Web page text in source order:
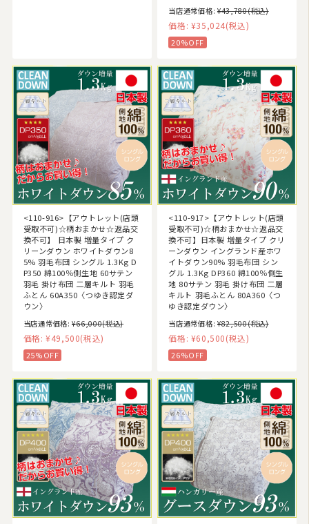
当店通常価格: ¥43,780(税込)
価格: ¥35,024(税込)
20%OFF
<110-916>【アウトレット(店頭
受取不可)☆柄おまかせ☆返品交
換不可】 日本製 増量タイプ ク
リーンダウン ホワイトダウン8
5% 羽毛布団 シングル 1.3Kg D
P350 綿100％側生地 60サテン
羽毛 掛け布団 二層キルト 羽毛
ふとん 60A350〈つゆき認定ダ
ウン〉
当店通常価格: ¥66,000(税込)
価格: ¥49,500(税込)
25%OFF
<110-917>【アウトレット(店頭
受取不可)☆柄おまかせ☆返品交
換不可】日本製 増量タイプ クリ
ーンダウン イングランド産ホワ
イトダウン90% 羽毛布団 シン
グル 1.3Kg DP360 綿100％側生
地 80サテン 羽毛 掛け布団 二層
キルト 羽毛ふとん 80A360〈つ
ゆき認定ダウン〉
当店通常価格: ¥82,500(税込)
価格: ¥60,500(税込)
26%OFF